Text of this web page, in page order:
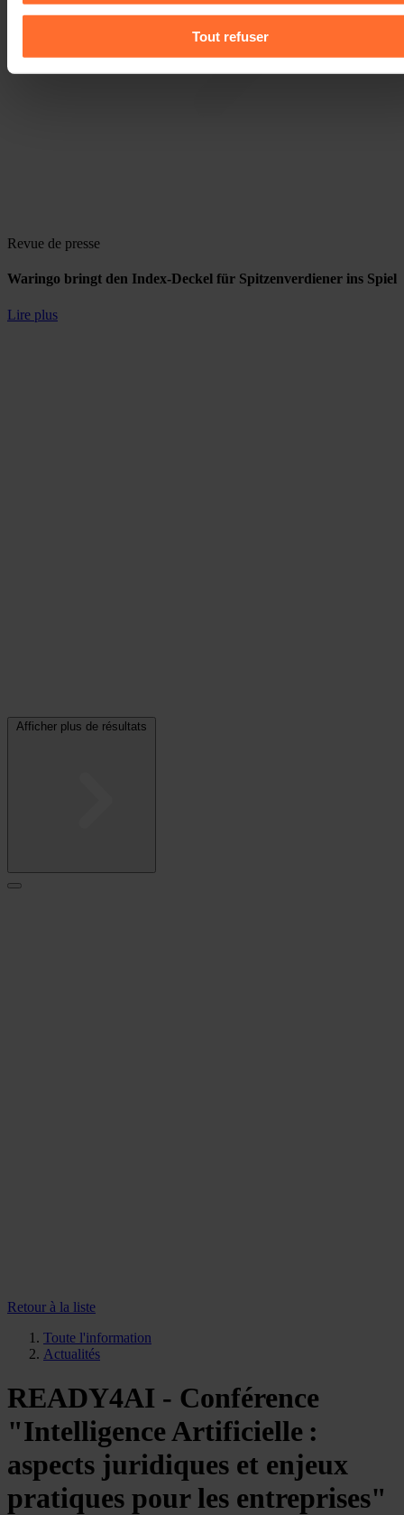
personnelles, vous pouvez consulter notreCharte d’usage
Tout refuser
Revue de presse
Waringo bringt den Index-Deckel für Spitzenverdiener ins Spiel
Lire plus
Afficher plus de résultats
Retour à la liste
Toute l'information
Actualités
READY4AI - Conférence
"Intelligence Artificielle :
aspects juridiques et enjeux
pratiques pour les entreprises"